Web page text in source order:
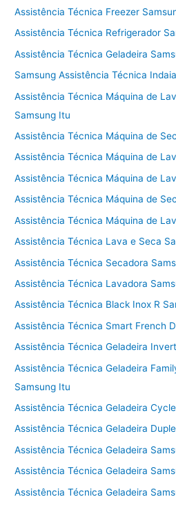
Assistência Técnica Freezer
Assistência Técnica Refrigerador
Assistência Técnica Geladeira
Samsung Assistência Técnica
Assistência Técnica Máquina de
Samsung Itu
Assistência Técnica Máquina de
Assistência Técnica Máquina de
Assistência Técnica Máquina de
Assistência Técnica Máquina de
Assistência Técnica Máquina de
Assistência Técnica Lava e Seca
Assistência Técnica Secadora
Assistência Técnica Lavadora
Assistência Técnica Black Inox R
Assistência Técnica Smart French
Assistência Técnica Geladeira
Assistência Técnica Geladeira
Samsung Itu
Assistência Técnica Geladeira
Assistência Técnica Geladeira
Assistência Técnica Geladeira
Assistência Técnica Geladeira
Assistência Técnica Geladeira